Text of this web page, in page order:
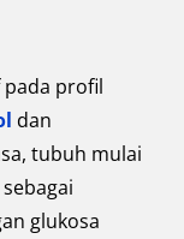
pada profil
dan
tubuh mulai
glukosa